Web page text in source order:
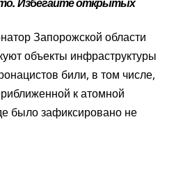
Избегайте открытых
Запорожской области
объекты инфраструктуры
били, в том числе,
к атомной
было зафиксировано не